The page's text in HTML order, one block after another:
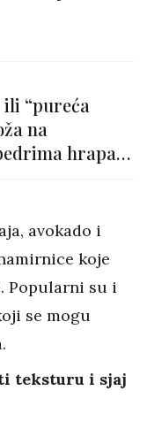
“pureća
na
hrapava
avokado i
koje
Popularni su i
se mogu
teksturu i sjaj